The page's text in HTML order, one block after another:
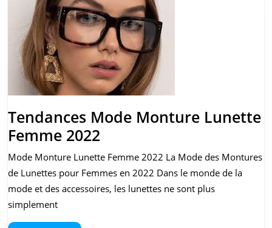
Tendances Mode Monture Lunette
Femme 2022Tendances
Mode
Monture
Lunette
Mode Monture Lunette Femme 2022 La Mode des Montures
de Lunettes pour Femmes en 2022 Dans le monde de la
mode et des accessoires, les lunettes ne sont plus
simplement